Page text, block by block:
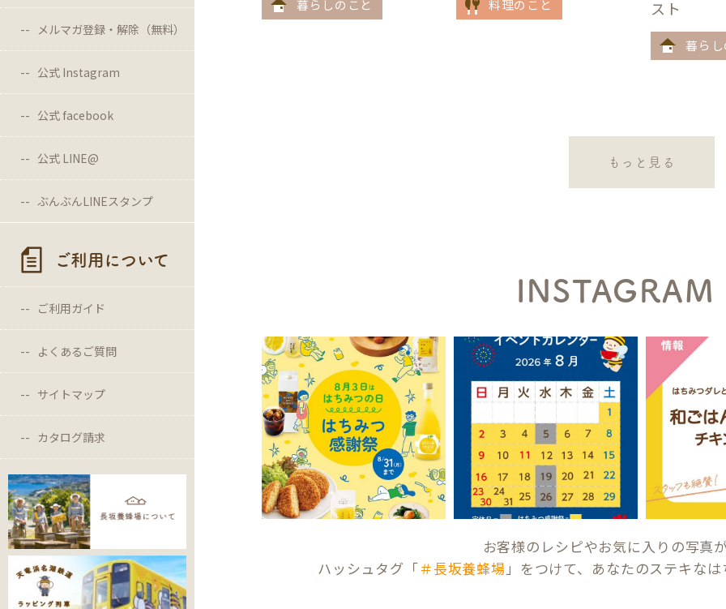
メルマガ登録・解除（無料）
公式 Instagram
公式 facebook
公式 LINE@
ぶんぶんLINEスタンプ
ご利用について
ご利用ガイド
よくあるご質問
サイトマップ
カタログ請求
暮らしのこと 料理のこと
スト
暮ら
もっと見る
INSTAGRAM
お客様のレシピやお気に入りの写真
ハッシュタグ「＃長坂養蜂場 」をつけて、あなたのステキな